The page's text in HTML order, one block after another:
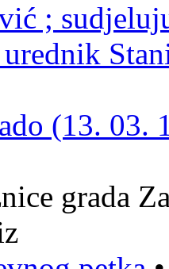
;
(13. 03.
grada